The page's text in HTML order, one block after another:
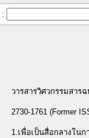
:
วารสารวิศวกรรมสาร
2730-1761 (Former
1.เพื่อเป็นสื่อกลางใน